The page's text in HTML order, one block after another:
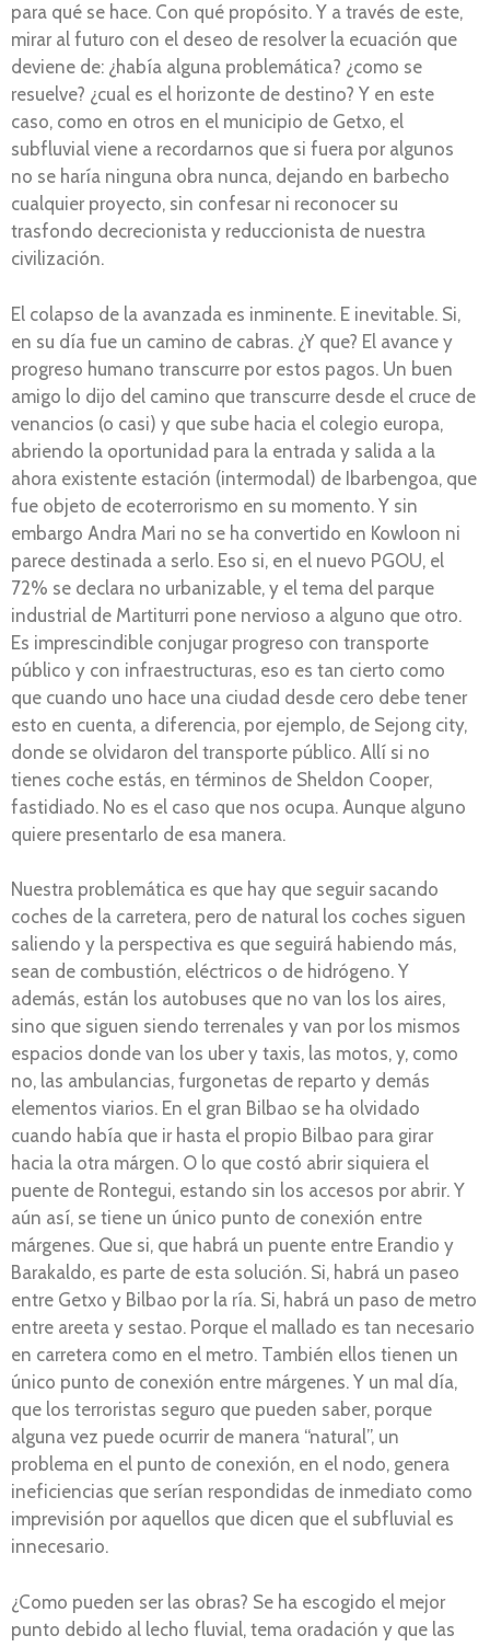
para qué se hace. Con qué propósito. Y a través de este,
mirar al futuro con el deseo de resolver la ecuación que
deviene de: ¿había alguna problemática? ¿como se
resuelve? ¿cual es el horizonte de destino? Y en este
caso, como en otros en el municipio de Getxo, el
subfluvial viene a recordarnos que si fuera por algunos
no se haría ninguna obra nunca, dejando en barbecho
cualquier proyecto, sin confesar ni reconocer su
trasfondo decrecionista y reduccionista de nuestra
civilización.
El colapso de la avanzada es inminente. E inevitable. Si,
en su día fue un camino de cabras. ¿Y que? El avance y
progreso humano transcurre por estos pagos. Un buen
amigo lo dijo del camino que transcurre desde el cruce de
venancios (o casi) y que sube hacia el colegio europa,
abriendo la oportunidad para la entrada y salida a la
ahora existente estación (intermodal) de Ibarbengoa, que
fue objeto de ecoterrorismo en su momento. Y sin
embargo Andra Mari no se ha convertido en Kowloon ni
parece destinada a serlo. Eso si, en el nuevo PGOU, el
72% se declara no urbanizable, y el tema del parque
industrial de Martiturri pone nervioso a alguno que otro.
Es imprescindible conjugar progreso con transporte
público y con infraestructuras, eso es tan cierto como
que cuando uno hace una ciudad desde cero debe tener
esto en cuenta, a diferencia, por ejemplo, de Sejong city,
donde se olvidaron del transporte público. Allí si no
tienes coche estás, en términos de Sheldon Cooper,
fastidiado. No es el caso que nos ocupa. Aunque alguno
quiere presentarlo de esa manera.
Nuestra problemática es que hay que seguir sacando
coches de la carretera, pero de natural los coches siguen
saliendo y la perspectiva es que seguirá habiendo más,
sean de combustión, eléctricos o de hidrógeno. Y
además, están los autobuses que no van los los aires,
sino que siguen siendo terrenales y van por los mismos
espacios donde van los uber y taxis, las motos, y, como
no, las ambulancias, furgonetas de reparto y demás
elementos viarios. En el gran Bilbao se ha olvidado
cuando había que ir hasta el propio Bilbao para girar
hacia la otra márgen. O lo que costó abrir siquiera el
puente de Rontegui, estando sin los accesos por abrir. Y
aún así, se tiene un único punto de conexión entre
márgenes. Que si, que habrá un puente entre Erandio y
Barakaldo, es parte de esta solución. Si, habrá un paseo
entre Getxo y Bilbao por la ría. Si, habrá un paso de metro
entre areeta y sestao. Porque el mallado es tan necesario
en carretera como en el metro. También ellos tienen un
único punto de conexión entre márgenes. Y un mal día,
que los terroristas seguro que pueden saber, porque
alguna vez puede ocurrir de manera “natural”, un
problema en el punto de conexión, en el nodo, genera
ineficiencias que serían respondidas de inmediato como
imprevisión por aquellos que dicen que el subfluvial es
innecesario.
¿Como pueden ser las obras? Se ha escogido el mejor
punto debido al lecho fluvial, tema oradación y que las